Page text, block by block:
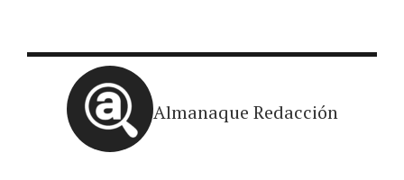
Almanaque Redacción